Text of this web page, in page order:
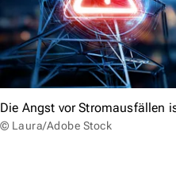
Die Angst vor Stromausfällen
© Laura/Adobe Stock